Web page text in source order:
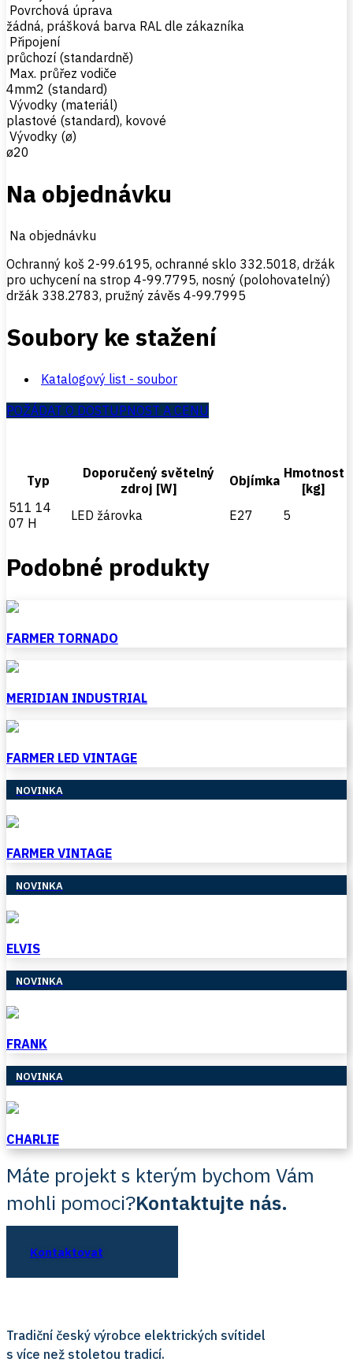
Povrchová úprava
žádná, prášková barva RAL dle zákazníka
Připojení
průchozí (standardně)
Max. průřez vodiče
4mm2 (standard)
Vývodky (materiál)
plastové (standard), kovové
Vývodky (ø)
ø20
Na objednávku
Na objednávku
Ochranný koš 2-99.6195, ochranné sklo 332.5018, držák
pro uchycení na strop 4-99.7795, nosný (polohovatelný)
držák 338.2783, pružný závěs 4-99.7995
Soubory ke stažení
Katalogový list - soubor
POŽÁDAT O DOSTUPNOST A CENU
Typ
Doporučený světelný
zdroj [W]
Objímka Hmotnost
[kg]
511 14
07 H
LED žárovka E27 5
Podobné produkty
FARMER TORNADO
MERIDIAN INDUSTRIAL
FARMER LED VINTAGE
NOVINKA
FARMER VINTAGE
NOVINKA
ELVIS
NOVINKA
FRANK
NOVINKA
CHARLIE
Máte projekt s kterým bychom Vám
mohli pomoci?Kontaktujte nás.
Kontaktovat
Tradiční český výrobce elektrických svítidel
s více než stoletou tradicí.